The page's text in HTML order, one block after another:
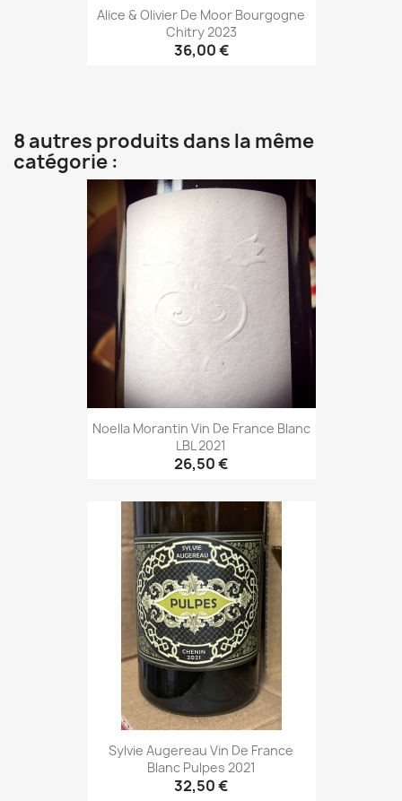
Alice & Olivier De Moor Bourgogne
Chitry 2023
36,00 €
8 autres produits dans la même
catégorie :
Noella Morantin Vin De France Blanc
LBL 2021
26,50 €
Sylvie Augereau Vin De France
Blanc Pulpes 2021
32,50 €